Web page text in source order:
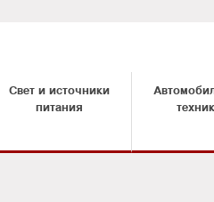
Свет и источники
питания